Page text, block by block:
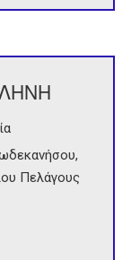
Πελάγους